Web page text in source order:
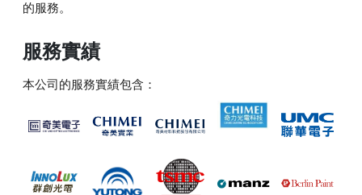
的服務。
服務實績
本公司的服務實績包含：